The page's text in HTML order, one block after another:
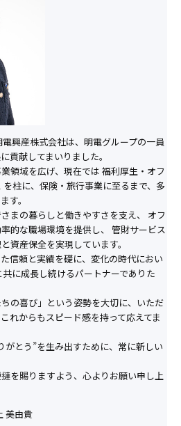
興産株式会社は、明電グループの一員
貢献してまいりました。
領域を広げ、現在では 福利厚生・オフ
柱に、保険・旅行事業に至るまで、多
す。
まの暮らしと働きやすさを支え、 オフ
的な職場環境を提供し、 管財サービス
資産保全を実現しています。
信頼と実績を礎に、変化の時代におい
に成長し続けるパートナーでありた
の喜び」という姿勢を大切に、いただ
れからもスピード感を持って応えてま
がとう”を生み出すために、常に新しい
を賜りますよう、心よりお願い申し上
美由貴